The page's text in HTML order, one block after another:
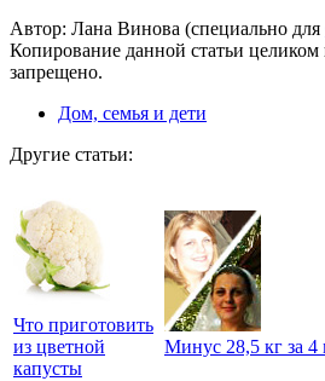
Автор: Лана Винова (специально для
Копирование данной статьи целиком
запрещено.
Дом, семья и дети
Другие статьи:
Что приготовить
из цветной
капусты
Минус 28,5 кг за 4